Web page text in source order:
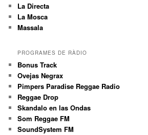
La Directa
La Mosca
Massala
PROGRAMES DE RÀDIO
Bonus Track
Ovejas Negrax
Pimpers Paradise Reggae Radio
Reggae Drop
Skandalo en las Ondas
Som Reggae FM
SoundSystem FM